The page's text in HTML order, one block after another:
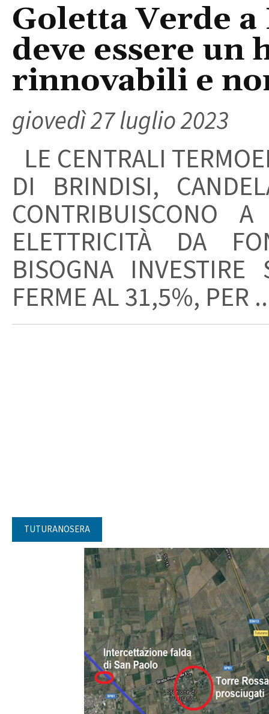
Goletta Verde
deve essere un
rinnovabili e
giovedì 27 luglio 2023
LE CENTRALI
DI BRINDISI,
CONTRIBUISCONO
ELETTRICITÀ DA
BISOGNA
FERME AL 31,5%, PER
TUTURANOSERA